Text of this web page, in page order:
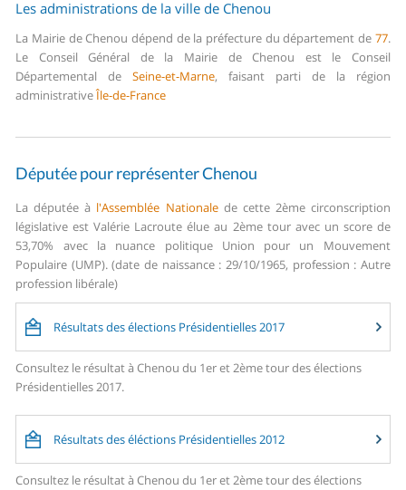
Les administrations de la ville de Chenou
La Mairie de Chenou dépend de la préfecture du département de 77.
Le Conseil Général de la Mairie de Chenou est le Conseil
Départemental deSeine-et-Marne, faisant parti de la région
administrativeÎle-de-France
Députée pour représenter Chenou
La députée à l'Assemblée Nationalede cette 2ème circonscription
législative est Valérie Lacroute élue au 2ème tour avec un score de
53,70% avec la nuance politique Union pour un Mouvement
Populaire (UMP). (date de naissance : 29/10/1965, profession : Autre
profession libérale)
Résultats des élections Présidentielles 2017
Consultez le résultat à Chenou du 1er et 2ème tour des élections
Présidentielles 2017.
Résultats des éléctions Présidentielles 2012
Consultez le résultat à Chenou du 1er et 2ème tour des élections